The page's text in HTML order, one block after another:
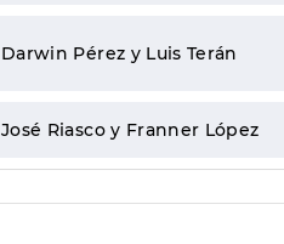
Darwin Pérez y Luis Terán
José Riasco y Franner López